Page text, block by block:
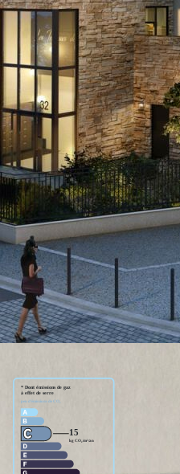
de la Gribelette à
avec placard, un séjour
(14 et 10m²), une
de 47m² !
en sous-sol et une cave
du dossier et rédaction du
contacter